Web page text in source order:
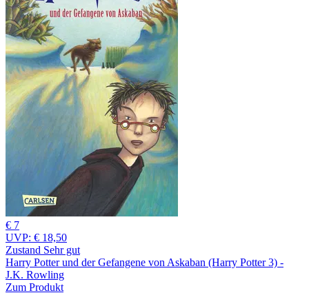
€ 7
UVP: € 18,50
Zustand Sehr gut
Harry Potter und der Gefangene von Askaban (Harry Potter 3) -
J.K. Rowling
Zum Produkt